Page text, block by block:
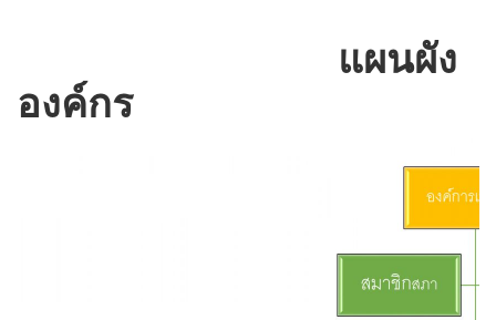
แผนผัง
องค์กร